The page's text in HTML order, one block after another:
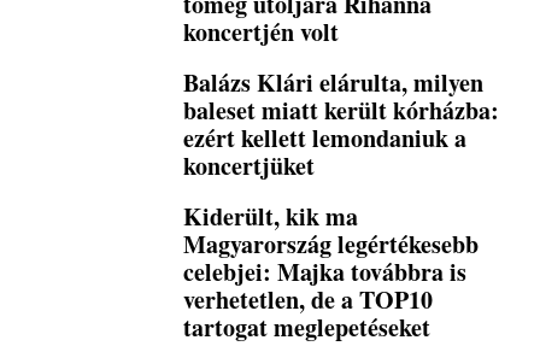
koncertjén volt
Balázs Klári elárulta, milyen
baleset miatt került kórházba:
ezért kellett lemondaniuk a
koncertjüket
Kiderült, kik ma
Magyarország legértékesebb
celebjei: Majka továbbra is
verhetetlen, de a TOP10
tartogat meglepetéseket